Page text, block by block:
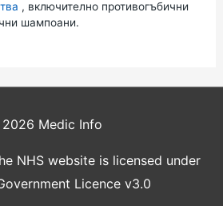
, включително противогъбични
шампоани.
Medic Info
NHS website is licensed under
Licence v3.0